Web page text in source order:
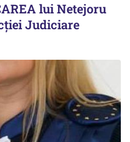
lui Netejoru
Judiciare